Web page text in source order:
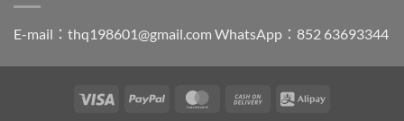
E-mail： thq198601@gmail.com WhatsApp：852 63693344
Visa PayPal MasterCardCash
Alipay